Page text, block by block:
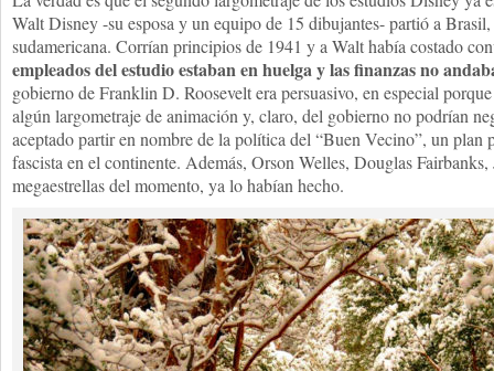
Walt Disney -su esposa y un equipo de 15 dibujantes- partió a
sudamericana. Corrían principios de 1941 y a Walt había costado
empleados del estudio estaban en huelga y las finanzas no
gobierno de Franklin D. Roosevelt era persuasivo, en especial
algún largometraje de animación y, claro, del gobierno no podrían
aceptado partir en nombre de la política del “Buen Vecino”, un plan
fascista en el continente. Además, Orson Welles, Douglas
megaestrellas del momento, ya lo habían hecho.